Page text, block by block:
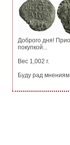
Доброго дня!
покупкой...
Вес 1,002 г.
Буду рад